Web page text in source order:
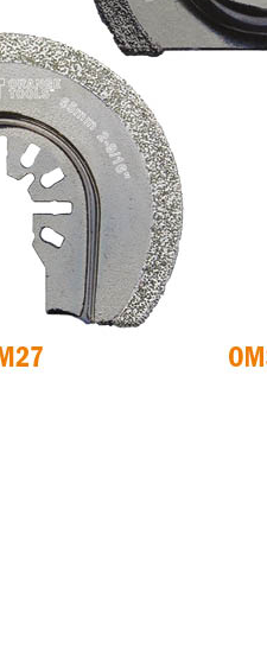
ITK XTREME SAW
BLADES